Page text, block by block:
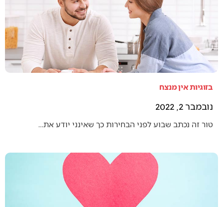
בזוגיות אין מנצח
נובמבר 2, 2022
טור זה נכתב שבוע לפני הבחירות כך שאינני יודע את…